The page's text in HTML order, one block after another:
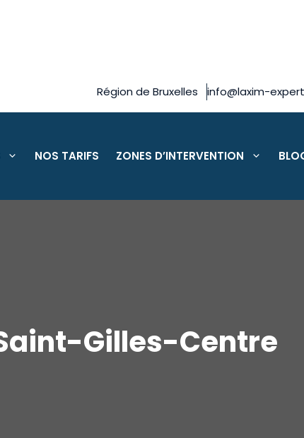
Région de Bruxelles info@laxim-
NOS TARIFS ZONES D’INTERVENTION
Gilles-Centre